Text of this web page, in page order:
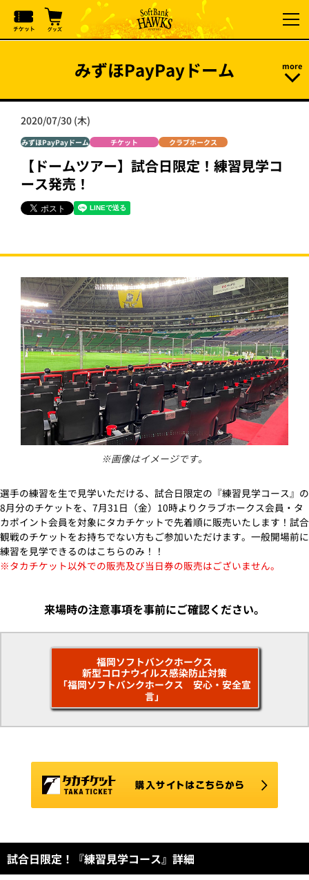
みずほPayPayドーム
2020/07/30 (木)
みずほPayPayドーム チケット クラブホークス
【ドームツアー】試合日限定！練習見学コ
ース発売！
※画像はイメージです。
選手の練習を生で見学いただける、試合日限定の『練習見学コース』の
8月分のチケットを、7月31日（金）10時よりクラブホークス会員・タ
カポイント会員を対象にタカチケットで先着順に販売いたします！試合
観戦のチケットをお持ちでない方もご参加いただけます。一般開場前に
練習を見学できるのはこちらのみ！！
※タカチケット以外での販売及び当日券の販売はございません。
来場時の注意事項を事前にご確認ください。
福岡ソフトバンクホークス
新型コロナウイルス感染防止対策
「福岡ソフトバンクホークス 安心・安全宣
言」
試合日限定！『練習見学コース』詳細